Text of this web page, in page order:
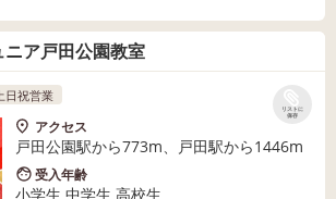
ア戸田公園教室
リストに
保存
日祝営業
アクセス
戸田公園駅から773m、戸田駅から1446m
受入年齢
小学生 中学生 高校生